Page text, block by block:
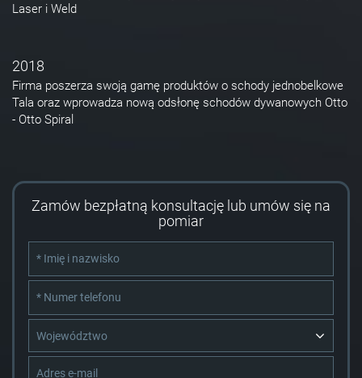
Laser i Weld
2018
Firma poszerza swoją gamę produktów o schody jednobelkowe
Tala oraz wprowadza nową odsłonę schodów dywanowych Otto
- Otto Spiral
Zamów bezpłatną konsultację lub umów się na
pomiar
Województwo